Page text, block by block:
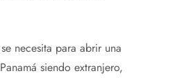
necesita para abrir una
siendo extranjero,